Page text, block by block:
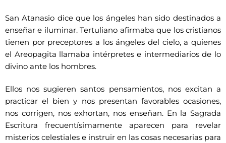
San Atanasio dice que los ángeles han sido destinados a
enseñar e iluminar. Tertuliano afirmaba que los cristianos
tienen por preceptores a los ángeles del cielo, a quienes
el Areopagita llamaba intérpretes e intermediarios de lo
divino ante los hombres.
Ellos nos sugieren santos pensamientos, nos excitan a
practicar el bien y nos presentan favorables ocasiones,
nos corrigen, nos exhortan, nos enseñan. En la Sagrada
Escritura frecuentísimamente aparecen para revelar
misterios celestiales e instruir en las cosas necesarias para